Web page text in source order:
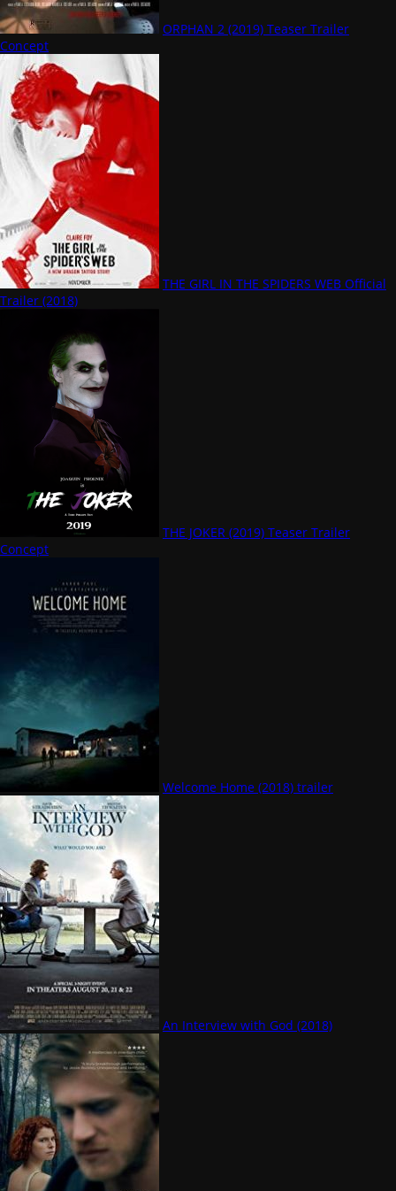
ORPHAN 2 (2019) Teaser Trailer
Concept
THE GIRL IN THE SPIDERS WEB Official
Trailer (2018)
THE JOKER (2019) Teaser Trailer
Concept
Welcome Home (2018) trailer
An Interview with God (2018)